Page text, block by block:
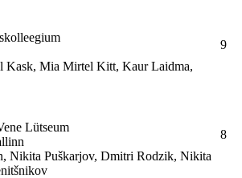
Kask, Mia Mirtel Kitt, Kaur Laidma,
9
Lütseum
Nikita Puškarjov, Dmitri Rodzik, Nikita
8